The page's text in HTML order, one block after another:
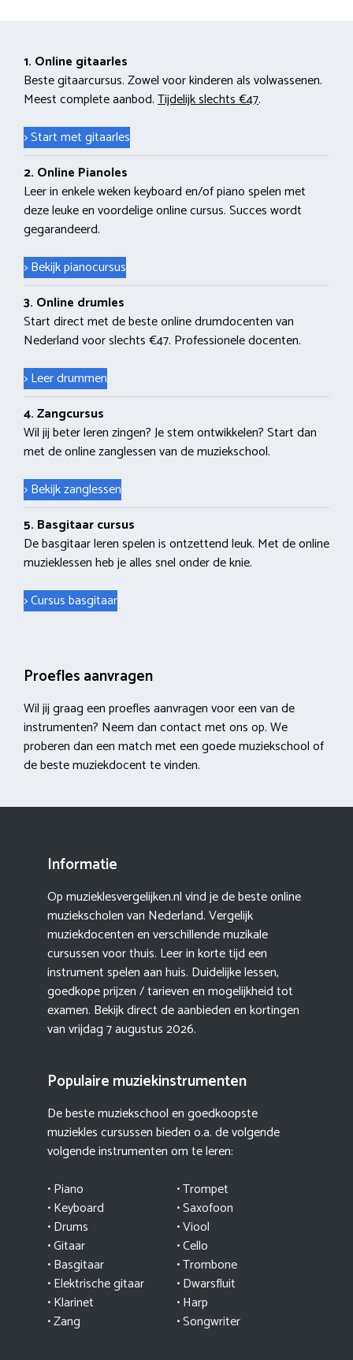
1. Online gitaarles
Beste gitaarcursus. Zowel voor kinderen als volwassenen.
Meest complete aanbod.Tijdelijk slechts €47.
> Start met gitaarles
2. Online Pianoles
Leer in enkele weken keyboard en/of piano spelen met
deze leuke en voordelige online cursus. Succes wordt
gegarandeerd.
> Bekijk pianocursus
3. Online drumles
Start direct met de beste online drumdocenten van
Nederland voor slechts €47. Professionele docenten.
> Leer drummen
4. Zangcursus
Wil jij beter leren zingen? Je stem ontwikkelen? Start dan
met de online zanglessen van de muziekschool.
> Bekijk zanglessen
5. Basgitaar cursus
De basgitaar leren spelen is ontzettend leuk. Met de online
muzieklessen heb je alles snel onder de knie.
> Cursus basgitaar
Proefles aanvragen
Wil jij graag een proefles aanvragen voor een van de
instrumenten? Neem dan contact met ons op. We
proberen dan een match met een goede muziekschool of
de beste muziekdocent te vinden.
Informatie
Op muzieklesvergelijken.nl vind je de beste online
muziekscholen van Nederland. Vergelijk
muziekdocenten en verschillende muzikale
cursussen voor thuis. Leer in korte tijd een
instrument spelen aan huis. Duidelijke lessen,
goedkope prijzen / tarieven en mogelijkheid tot
examen. Bekijk direct de aanbieden en kortingen
van vrijdag 7 augustus 2026.
Populaire muziekinstrumenten
De beste muziekschool en goedkoopste
muziekles cursussen bieden o.a. de volgende
volgende instrumenten om te leren:
•Piano
•Keyboard
•Drums
•Gitaar
•Basgitaar
•Elektrische gitaar
•Klarinet
•Zang
•Trompet
•Saxofoon
•Viool
•Cello
•Trombone
•Dwarsfluit
•Harp
•Songwriter